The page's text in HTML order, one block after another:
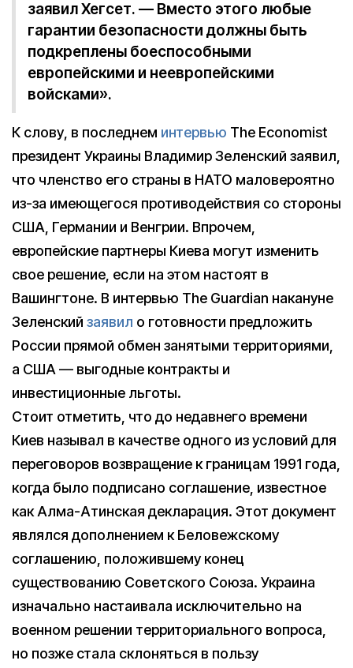
заявил Хегсет. — Вместо этого любые
гарантии безопасности должны быть
подкреплены боеспособными
европейскими и неевропейскими
войсками».
К слову, в последнем интервью The Economist
президент Украины Владимир Зеленский заявил,
что членство его страны в НАТО маловероятно
из-за имеющегося противодействия со стороны
США, Германии и Венгрии. Впрочем,
европейские партнеры Киева могут изменить
свое решение, если на этом настоят в
Вашингтоне. В интервью The Guardian накануне
Зеленский заявил о готовности предложить
России прямой обмен занятыми территориями,
а США — выгодные контракты и
инвестиционные льготы.
Стоит отметить, что до недавнего времени
Киев называл в качестве одного из условий для
переговоров возвращение к границам 1991 года,
когда было подписано соглашение, известное
как Алма-Атинская декларация. Этот документ
являлся дополнением к Беловежскому
соглашению, положившему конец
существованию Советского Союза. Украина
изначально настаивала исключительно на
военном решении территориального вопроса,
но позже стала склоняться в пользу